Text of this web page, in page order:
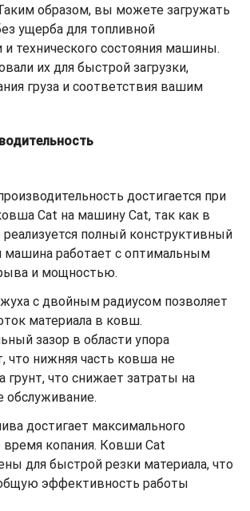
образом, вы можете загружать
ущерба для топливной
технического состояния машины.
их для быстрой загрузки,
груза и соответствия вашим
достигается при
Cat на машину Cat, так как в
реализуется полный конструктивный
машина работает с оптимальным
и мощностью.
с двойным радиусом позволяет
материала в ковш.
зазор в области упора
что нижняя часть ковша не
грунт, что снижает затраты на
обслуживание.
достигает максимального
время копания. Ковши Cat
для быстрой резки материала, что
эффективность работы